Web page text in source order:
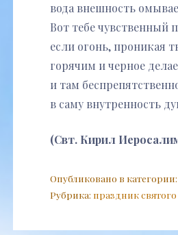
вода внешность
Вот тебе чувственный
если огонь, проникая
горячим и черное
и там
в саму внутренность
(Свт. Кирил
Опубликовано в категории:
Рубрика: праздник святого